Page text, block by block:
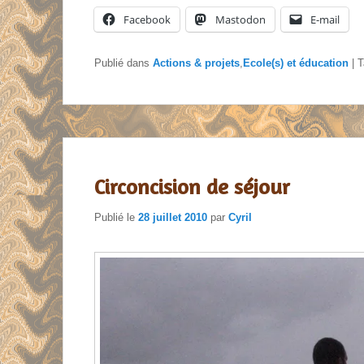
Facebook Mastodon E-mail
Publié dans Actions & projets Ecole(s) et éducation
Circoncision de séjour
Publié le 28 juillet 2010 par Cyril